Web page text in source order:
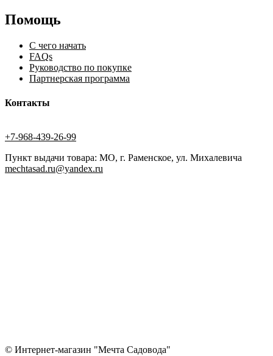
Помощь
С чего начать
FAQs
Руководство по покупке
Партнерская программа
Контакты
+7-968-439-26-99
Пункт выдачи товара: МО, г. Раменское, ул. Михалевича
mechtasad.ru@yandex.ru
© Интернет-магазин "Мечта Садовода"